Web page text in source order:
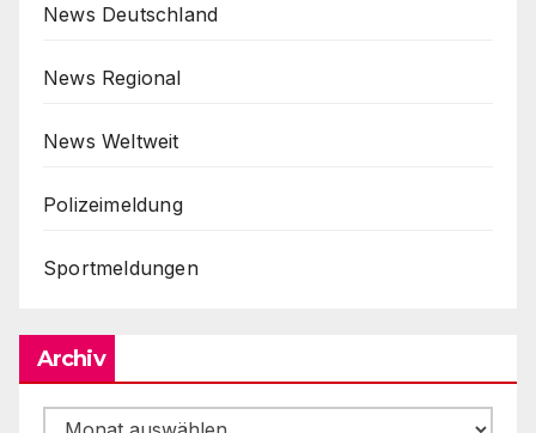
News Deutschland
News Regional
News Weltweit
Polizeimeldung
Sportmeldungen
Archiv
Archiv